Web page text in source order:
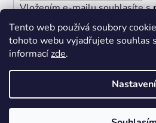
Tento web používá soubory
tohoto webu vyjadřujete souhlas
informacízde.
Nastavení
Vložením e-mailu souhlasíte s
osobních údajů
PŘIHLÁSIT SE
Vytvořil